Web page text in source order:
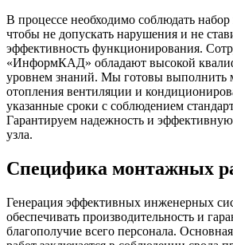
В процессе необходимо соблюдать
чтобы не допускать нарушения и не
эффективность функционирования.
«ИнформКАД» обладают высокой
уровнем знаний. Мы готовы выполнить
отопления вентиляции и
указанные сроки с соблюдением
Гарантируем надежность и
узла.
Специфика монтажных
Генерация эффективных инженерных
обеспечивать производительность и
благополучие всего персонала.